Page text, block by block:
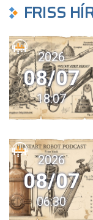
FRISS
2026
08/07
18:07
2026
08/07
06:30